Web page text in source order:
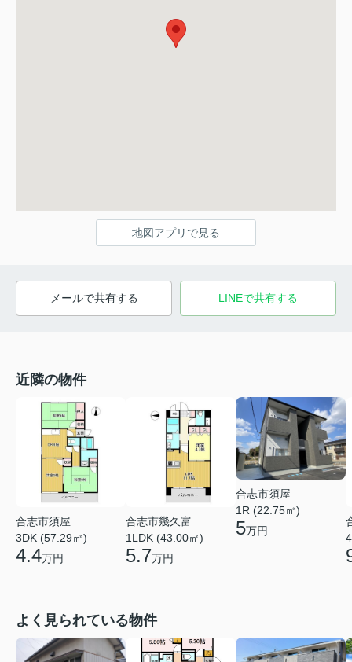
地図アプリで見る
メールで共有する LINEで共有する
近隣の物件
合志市須屋
3DK (57.29㎡)
4.4万円
合志市幾久富
1LDK (43.00㎡)
5.7万円
合志市須屋
1R (22.75㎡)
5万円
よく見られている物件